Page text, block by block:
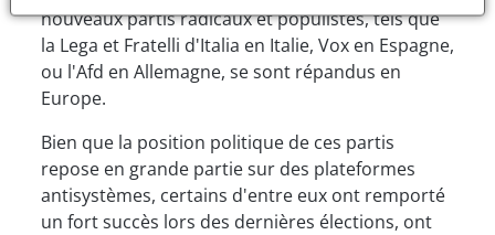
nouveaux partis radicaux et populistes, tels que
la Lega et Fratelli d'Italia en Italie, Vox en Espagne,
ou l'Afd en Allemagne, se sont répandus en
Europe.
Bien que la position politique de ces partis
repose en grande partie sur des plateformes
antisystèmes, certains d'entre eux ont remporté
un fort succès lors des dernières élections, ont